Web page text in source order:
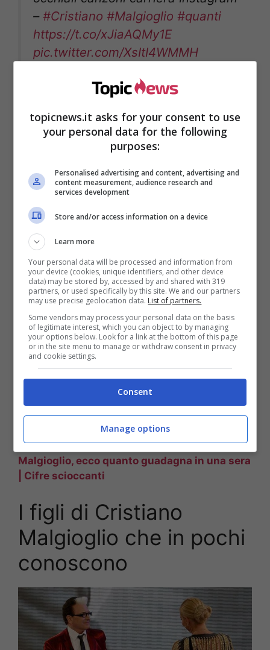
– #Cristiano #Malgioglio #quanti
https://t.co/xJiaAQMy1E
pic.twitter.com/XsItI4WMMH
— Zazoom Social News
TI POTREBBE INTERESSARE ANCHE:Morte
Regina Elisabetta | Svelati i dieci giorni prima
del funerale
malattia che l’ha distrutta: Ti rimane dentro
APPROFONDISCI ANCHE:Cristiano
Malgioglio, ecco quanto guadagna in una sera
| Cifre scioccanti
I figli di Cristiano
Malgioglio che in pochi
conoscono
topicnews.it asks for your consent to use
your personal data for the following
purposes:
Personalised advertising and content, advertising and
content measurement, audience research and
services development
Store and/or access information on a device
Learn more
Your personal data will be processed and information from
your device (cookies, unique identifiers, and other device
data) may be stored by, accessed by and shared with 319
partners, or used specifically by this site. We and our partners
may use precise geolocation data. List of partners.
Some vendors may process your personal data on the basis
of legitimate interest, which you can object to by managing
your options below. Look for a link at the bottom of this page
or in the site menu to manage or withdraw consent in privacy
and cookie settings.
Consent
Manage options